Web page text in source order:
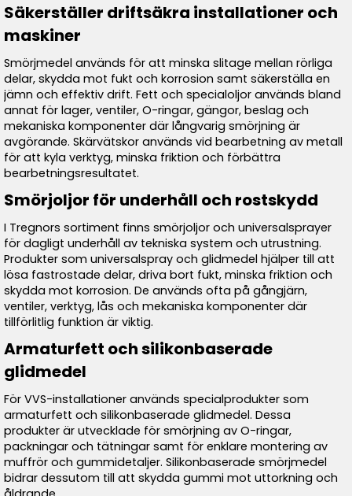
Säkerställer driftsäkra installationer och
maskiner
Smörjmedel används för att minska slitage mellan rörliga
delar, skydda mot fukt och korrosion samt säkerställa en
jämn och effektiv drift. Fett och specialoljor används bland
annat för lager, ventiler, O-ringar, gängor, beslag och
mekaniska komponenter där långvarig smörjning är
avgörande. Skärvätskor används vid bearbetning av metall
för att kyla verktyg, minska friktion och förbättra
bearbetningsresultatet.
Smörjoljor för underhåll och rostskydd
I Tregnors sortiment finns smörjoljor och universalsprayer
för dagligt underhåll av tekniska system och utrustning.
Produkter som universalspray och glidmedel hjälper till att
lösa fastrostade delar, driva bort fukt, minska friktion och
skydda mot korrosion. De används ofta på gångjärn,
ventiler, verktyg, lås och mekaniska komponenter där
tillförlitlig funktion är viktig.
Armaturfett och silikonbaserade
glidmedel
För VVS-installationer används specialprodukter som
armaturfett och silikonbaserade glidmedel. Dessa
produkter är utvecklade för smörjning av O-ringar,
packningar och tätningar samt för enklare montering av
muffrör och gummidetaljer. Silikonbaserade smörjmedel
bidrar dessutom till att skydda gummi mot uttorkning och